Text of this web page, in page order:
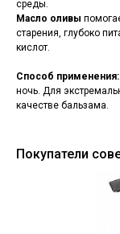
среды.
Масло оливы
старения, глубоко
кислот.
Способ применения:
ночь. Для
качестве бальзама.
Покупатели